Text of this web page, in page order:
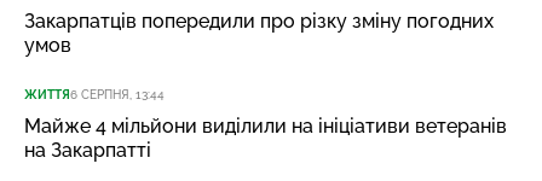
Закарпатців попередили про різку зміну погодних
умов
ЖИТТЯ6 СЕРПНЯ, 13:44
Майже 4 мільйони виділили на ініціативи ветеранів
на Закарпатті